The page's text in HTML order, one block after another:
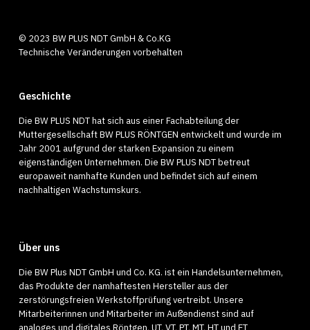
© 2023 BW PLUS NDT GmbH & Co.KG
Technische Veränderungen vorbehalten
Geschichte
Die BW PLUS NDT hat sich aus einer Fachabteilung der
Muttergesellschaft BW PLUS RÖNTGEN entwickelt und wurde im
Jahr 2001 aufgrund der starken Expansion zu einem
eigenständigen Unternehmen. Die BW PLUS NDT betreut
europaweit namhafte Kunden und befindet sich auf einem
nachhaltigen Wachstumskurs.
Über uns
Die BW Plus NDT GmbH und Co. KG. ist ein Handelsunternehmen,
das Produkte der namhaftesten Hersteller aus der
zerstörungsfreien Werkstoffprüfung vertreibt. Unsere
Mitarbeiterinnen und Mitarbeiter im Außendienst sind auf
analoges und digitales Röntgen, UT, VT, PT, MT, HT und ET